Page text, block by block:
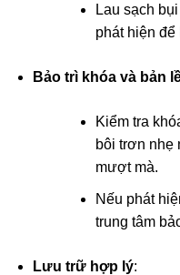
Lau sạch
phát hiện
Bảo trì khóa và bản
Kiểm tra
bôi trơn nhẹ
mượt mà.
Nếu phát
trung tâm
Lưu trữ hợp lý: